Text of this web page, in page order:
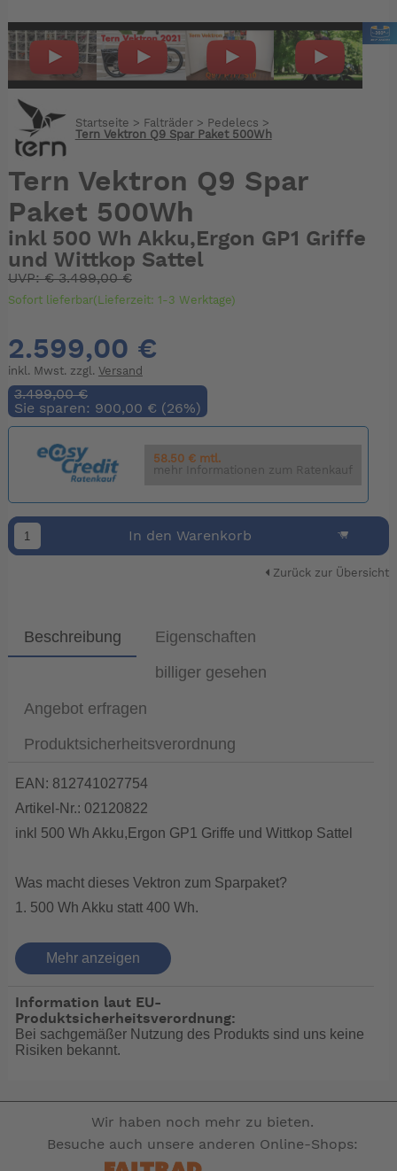
Startseite > Falträder> Pedelecs >
Tern Vektron Q9 Spar Paket 500Wh
Tern Vektron Q9 Spar
Paket 500Wh
inkl 500 Wh Akku,Ergon GP1 Griffe
und Wittkop Sattel
UVP:€3.499,00 €
Sofort lieferbar(Lieferzeit: 1-3 Werktage)
2.599,00 €
inkl. Mwst. zzgl. Versand
3.499,00 €
Sie sparen: 900,00 € (26%)
58.50 € mtl.
mehr Informationen zum Ratenkauf
In den Warenkorb
Zurück zur Übersicht
Beschreibung Eigenschaften
billiger gesehen
Angebot erfragen
Produktsicherheitsverordnung
EAN: 812741027754
Artikel-Nr.: 02120822
inkl 500 Wh Akku,Ergon GP1 Griffe und Wittkop Sattel
Was macht dieses Vektron zum Sparpaket?
1. 500 Wh Akku statt 400 Wh.
3. Wittkop Gel Sattel ( Bequem bei empfindlichem
"Hintern":-)
4.Bodybag Transporttasche inklusive
5.Tern Lidlock Drahtseilschloß inklusive
6. 2Schwalbe Big Apple Reifen+2 Schwalbe Schläuche
Es handelt sich natürlich um Neuware. Das Q9 ist nur
ein Auslaufmodell. Es hat noch nicht das Bosch Smart
System und serienmässig nur eine 400 Wh Batterie,wir
bieten aber gegen Aufpreis auch einen 500Wh Akku an
Mehr anzeigen
Information laut EU-
Produktsicherheitsverordnung:
Bei sachgemäßer Nutzung des Produkts sind uns keine
Risiken bekannt.
Wir haben noch mehr zu bieten.
Besuche auch unsere anderen Online-Shops: